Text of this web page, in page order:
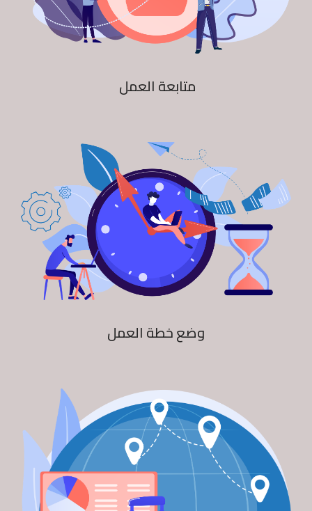
متابعة العمل
وضع خطة العمل